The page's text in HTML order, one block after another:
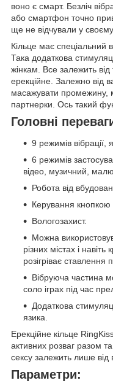
воно є смарт. Безліч
або смартфон точно
ще не відчували у своєму
Кільце має спеціальний
Така додаткова
жінкам. Все залежить від
ерекційне. Залежно від
масажувати промежину,
партнерки. Ось такий
Головні
9 режимів вібрації,
6 режимів
відео, музичний,
Робота від
Керування
Вологозахист.
Можна
різних містах і навіть
розігріває
Вібруюча частина
соло іграх під час
Додаткова
язика.
Ерекційне кільце
активних розваг разом
сексу залежить лише
Параметри: